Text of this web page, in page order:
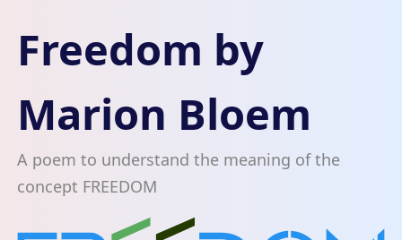
Freedom by
Marion Bloem
A poem to understand the meaning of the
concept FREEDOM